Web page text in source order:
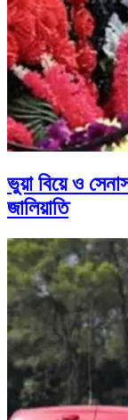
ভুয়া বিয়ে ও
জালিয়াতি